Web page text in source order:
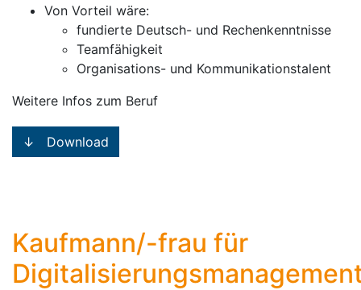
Von Vorteil wäre:
fundierte Deutsch- und Rechenkenntnisse
Teamfähigkeit
Organisations- und Kommunikationstalent
Weitere Infos zum Beruf
↓ Download
Kaufmann/-frau für